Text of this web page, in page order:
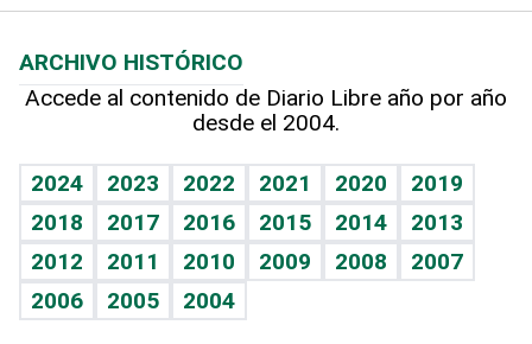
Hablando con el pediatra
Vida y familia
Eñe
Celebrando la vida
Sin complejos
TBT Deportivo
Más firmas
Hecho en casa
Guía del dinero
Cumpleaños
Horóscopos
Crucigramas
ARCHIVO HISTÓRICO
Accede al contenido de Diario Libre año por año
desde el 2004.
2024 2023 2022 2021 2020
2019
2018
2017 2016 2015 2014
2013
2012
2011 2010 2009 2008
2007
2006
2005 2004